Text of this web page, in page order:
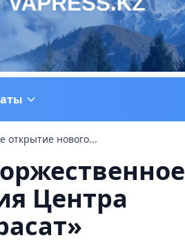
открытие нового...
Центра